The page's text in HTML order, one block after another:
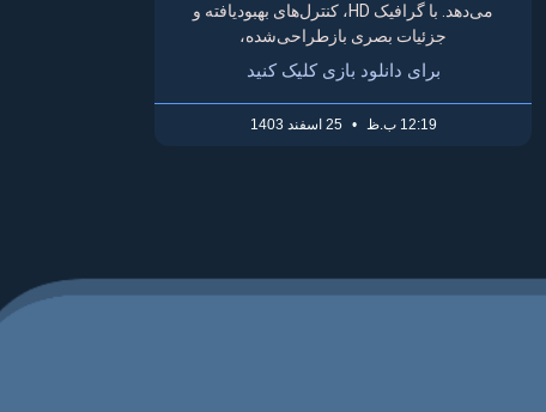
می‌دهد. با گرافیک HD، کنترل‌های بهبودیافته و
جزئیات بصری بازطراحی‌شده،
برای دانلود بازی کلیک کنید
12:19 ب.ظ 25 اسفند 1403